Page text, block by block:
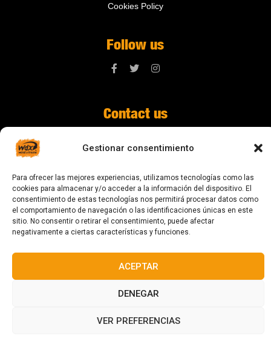
Gestionar consentimiento
Para ofrecer las mejores experiencias, utilizamos tecnologías como las
cookies para almacenar y/o acceder a la información del dispositivo. El
consentimiento de estas tecnologías nos permitirá procesar datos como
el comportamiento de navegación o las identificaciones únicas en este
sitio. No consentir o retirar el consentimiento, puede afectar
negativamente a ciertas características y funciones.
ACEPTAR
DENEGAR
VER PREFERENCIAS
Cookies Policy
Follow us
Contact us
08024 Barcelona
© 2023 All rights reserved